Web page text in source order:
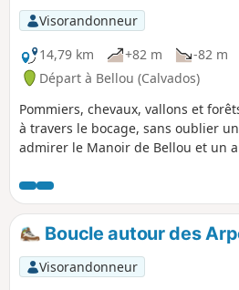
Visorandonneur
14,79 km
+82 m -82 m
Départ à Bellou (Calvados)
Pommiers, chevaux, vallons et
à travers le bocage, sans oublier
admirer le Manoir de Bellou et un
Boucle autour des
Visorandonneur